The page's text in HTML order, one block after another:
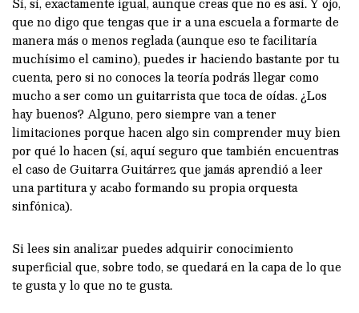
que no digo que tengas que ir a una escuela a formarte de
manera más o menos reglada (aunque eso te facilitaría
muchísimo el camino), puedes ir haciendo bastante por tu
cuenta, pero si no conoces la teoría podrás llegar como
mucho a ser como un guitarrista que toca de oídas. ¿Los
hay buenos? Alguno, pero siempre van a tener
limitaciones porque hacen algo sin comprender muy bien
por qué lo hacen (sí, aquí seguro que también encuentras
el caso de Guitarra Guitárrez que jamás aprendió a leer
una partitura y acabo formando su propia orquesta
sinfónica).
Si lees sin analizar puedes adquirir conocimiento
superficial que, sobre todo, se quedará en la capa de lo que
te gusta y lo que no te gusta.